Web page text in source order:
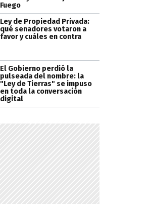
Fuego
Ley de Propiedad Privada:
qué senadores votaron a
favor y cuáles en contra
El Gobierno perdió la
pulseada del nombre: la
"Ley de Tierras" se impuso
en toda la conversación
digital